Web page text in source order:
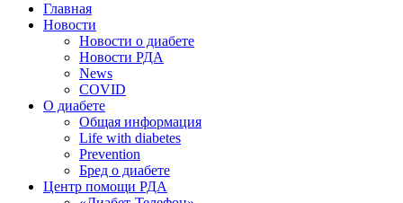
Главная
Новости
Новости о диабете
Новости РДА
News
COVID
О диабете
Общая информация
Life with diabetes
Prevention
Бред о диабете
Центр помощи РДА